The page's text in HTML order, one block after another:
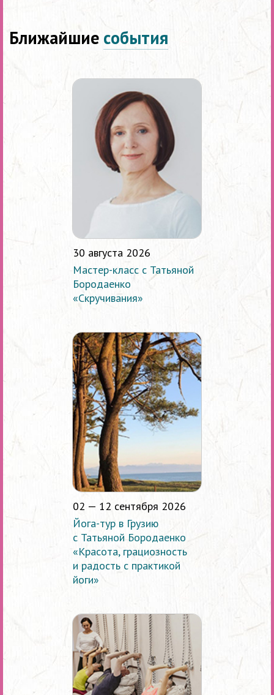
Ближайшие события
30 августа 2026
Мастер-класс с Татьяной
Бородаенко
«Скручивания»
02 — 12 сентября 2026
Йога-тур в Грузию
с Татьяной Бородаенко
«Красота, грациозность
и радость с практикой
йоги»